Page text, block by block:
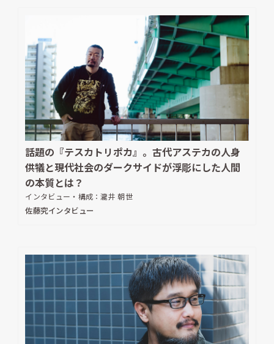
話題の『テスカトリポカ』。古代アステカの人身
供犠と現代社会のダークサイドが浮彫にした人間
の本質とは？
インタビュー・構成：瀧井 朝世
佐藤究インタビュー